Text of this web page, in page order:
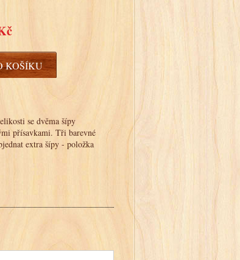
KOŠÍKU
se dvěma šípy
přísavkami. Tři barevné
extra šípy - položka